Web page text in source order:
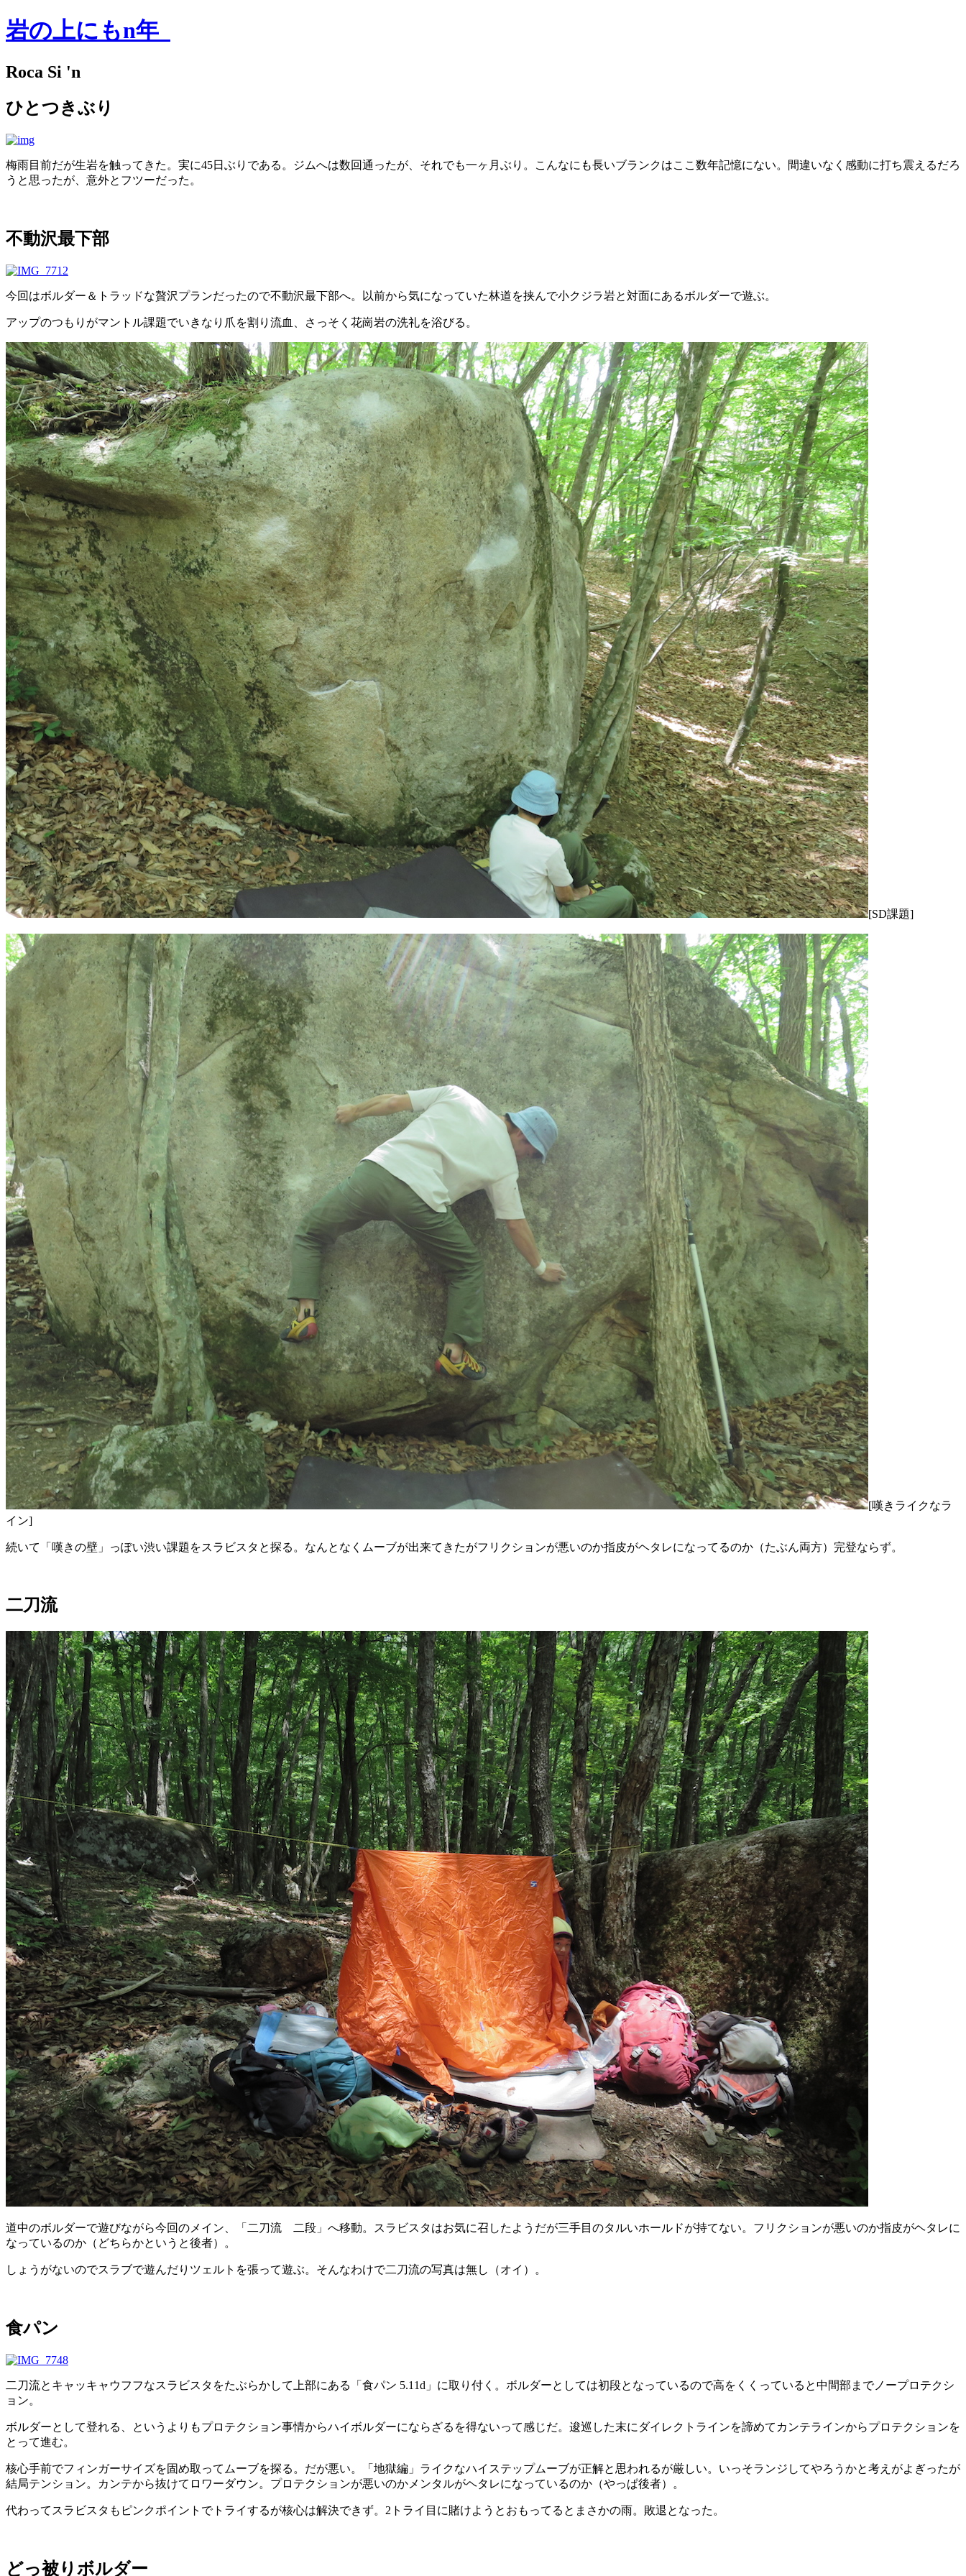
岩の上にもn年
Roca Si 'n
ひとつきぶり
梅雨目前だが生岩を触ってきた。実に45日ぶりである。ジムへは数回通ったが、それでも一ヶ月ぶり。こんなにも長いブランクはここ数年記憶にない。間違いなく感動に打ち震えるだろ
うと思ったが、意外とフツーだった。
不動沢最下部
今回はボルダー＆トラッドな贅沢プランだったので不動沢最下部へ。以前から気になっていた林道を挟んで小クジラ岩と対面にあるボルダーで遊ぶ。
アップのつもりがマントル課題でいきなり爪を割り流血、さっそく花崗岩の洗礼を浴びる。
[SD課題]
[嘆きライクなラ
イン]
続いて「嘆きの壁」っぽい渋い課題をスラビスタと探る。なんとなくムーブが出来てきたがフリクションが悪いのか指皮がヘタレになってるのか（たぶん両方）完登ならず。
二刀流
道中のボルダーで遊びながら今回のメイン、「二刀流 二段」へ移動。スラビスタはお気に召したようだが三手目のタルいホールドが持てない。フリクションが悪いのか指皮がヘタレに
なっているのか（どちらかというと後者）。
しょうがないのでスラブで遊んだりツェルトを張って遊ぶ。そんなわけで二刀流の写真は無し（オイ）。
食パン
二刀流とキャッキャウフフなスラビスタをたぶらかして上部にある「食パン 5.11d」に取り付く。ボルダーとしては初段となっているので高をくくっていると中間部までノープロテクシ
ョン。
ボルダーとして登れる、というよりもプロテクション事情からハイボルダーにならざるを得ないって感じだ。逡巡した末にダイレクトラインを諦めてカンテラインからプロテクションを
とって進む。
核心手前でフィンガーサイズを固め取ってムーブを探る。だが悪い。「地獄編」ライクなハイステップムーブが正解と思われるが厳しい。いっそランジしてやろうかと考えがよぎったが
結局テンション。カンテから抜けてロワーダウン。プロテクションが悪いのかメンタルがヘタレになっているのか（やっぱ後者）。
代わってスラビスタもピンクポイントでトライするが核心は解決できず。2トライ目に賭けようとおもってるとまさかの雨。敗退となった。
どっ被りボルダー